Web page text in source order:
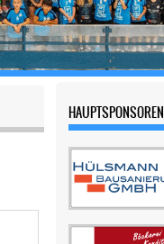
HAUPTSPONSOREN